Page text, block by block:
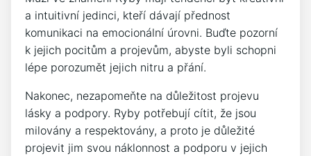
a intuitivní jedinci, kteří dávají přednost
komunikaci na emocionální úrovni. Buďte pozorní
k jejich pocitům a projevům, abyste byli schopni
lépe porozumět jejich nitru a přání.
Nakonec, nezapomeňte na důležitost projevu
lásky a podpory. Ryby potřebují cítit, že jsou
milovány a respektovány, a proto je důležité
projevit jim svou náklonnost a podporu v jejich